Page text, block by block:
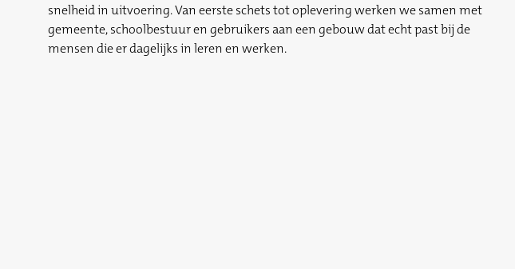
snelheid in uitvoering. Van eerste schets tot oplevering werken we samen met
gemeente, schoolbestuur en gebruikers aan een gebouw dat echt past bij de
mensen die er dagelijks in leren en werken.